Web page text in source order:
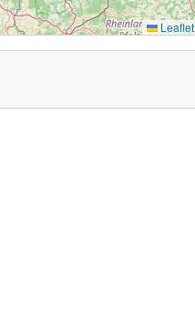
Leaflet